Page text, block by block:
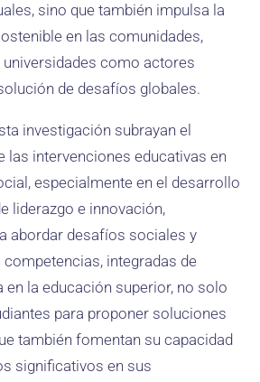
sino que también impulsa la
en las comunidades,
como actores
de desafíos globales.
investigación subrayan el
las intervenciones educativas en
especialmente en el desarrollo
liderazgo e innovación,
abordar desafíos sociales y
integradas de
en la educación superior, no solo
para proponer soluciones
también fomentan su capacidad
significativos en sus